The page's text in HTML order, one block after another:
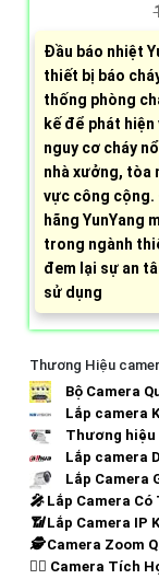
Đầu báo nhiệt
thiết bị báo
thống phòng
kế để phát
nguy cơ cháy
nhà xưởng, tòa
vực công cộng.
hãng YunYang
trong ngành
đem lại sự an
sử dụng
Thương Hiệu
Bộ Camera
Lắp camera
Thương hiệu
Lắp camera
Lắp Camera
️🎤️ Lắp Camera Có
📶Lắp Camera IP
🕵️Camera Zoom
🧛‍♀️ Camera Tích